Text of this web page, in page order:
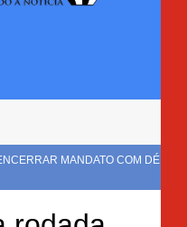
COM DÉFICIT